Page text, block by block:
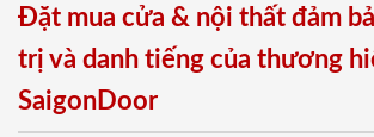
Đặt mua cửa & nội thất đảm
trị và danh tiếng của thương
SaigonDoor